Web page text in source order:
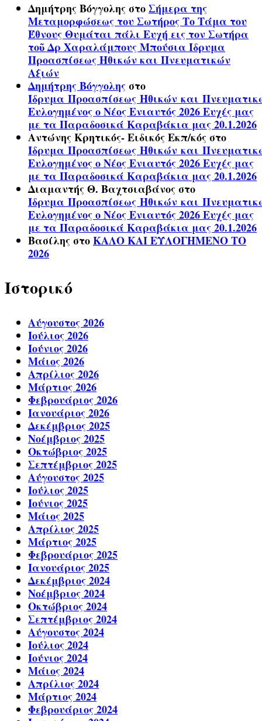
Δημήτρης ΒόγγοληςστοΣήμερα της
Μεταμορφώσεως του Σωτήρος Το Τάμα του
Έθνους Θυμάται πάλι Ευχή εις τον Σωτήρα
τοῦ Δρ Χαραλάμπους Μπούσια Ίδρυμα
Προασπίσεως Ηθικών και Πνευματικών
Αξιών
Δημήτρης Βόγγοληςστο
Ίδρυμα Προασπίσεως Ηθικών και
Ευλογημένος ο Νέος Ενιαυτός 2026 Ευχές μας
με τα Παραδοσικά Καραβάκια μας 20.1.2026
Αντώνης Κρητικός- Ειδικός Εκπ/κόςστο
Ίδρυμα Προασπίσεως Ηθικών και
Ευλογημένος ο Νέος Ενιαυτός 2026 Ευχές μας
με τα Παραδοσικά Καραβάκια μας 20.1.2026
Διαμαντής Θ. Βαχτσιαβάνοςστο
Ίδρυμα Προασπίσεως Ηθικών και
Ευλογημένος ο Νέος Ενιαυτός 2026 Ευχές μας
με τα Παραδοσικά Καραβάκια μας 20.1.2026
ΒασίληςστοΚΑΛΟ ΚΑΙ ΕΥΛΟΓΗΜΕΝΟ ΤΟ
2026
Ιστορικό
Αύγουστος 2026
Ιούλιος 2026
Ιούνιος 2026
Μάιος 2026
Απρίλιος 2026
Μάρτιος 2026
Φεβρουάριος 2026
Ιανουάριος 2026
Δεκέμβριος 2025
Νοέμβριος 2025
Οκτώβριος 2025
Σεπτέμβριος 2025
Αύγουστος 2025
Ιούλιος 2025
Ιούνιος 2025
Μάιος 2025
Απρίλιος 2025
Μάρτιος 2025
Φεβρουάριος 2025
Ιανουάριος 2025
Δεκέμβριος 2024
Νοέμβριος 2024
Οκτώβριος 2024
Σεπτέμβριος 2024
Αύγουστος 2024
Ιούλιος 2024
Ιούνιος 2024
Μάιος 2024
Απρίλιος 2024
Μάρτιος 2024
Φεβρουάριος 2024